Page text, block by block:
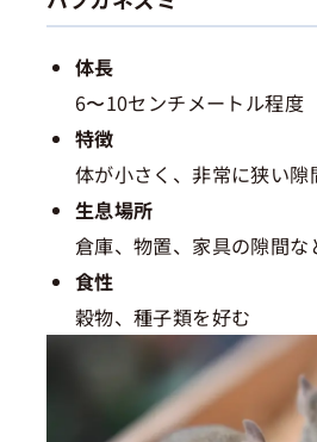
体長
6〜10センチメートル程度
特徴
体が小さく、非常に狭い隙
生息場所
倉庫、物置、家具の隙間な
食性
穀物、種子類を好む